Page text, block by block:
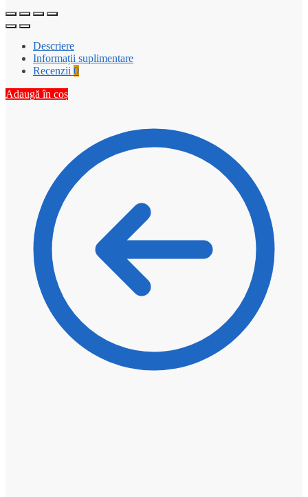
Descriere
Informații suplimentare
Recenzii 0
Adaugă în coș